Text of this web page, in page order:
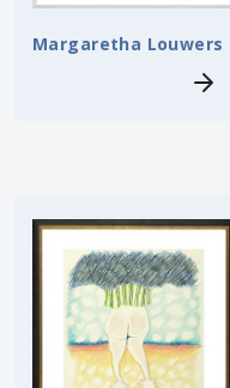
Margaretha Louwers